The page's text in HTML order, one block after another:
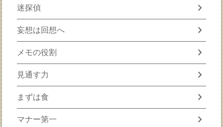
迷探偵 chevron_right
妄想は回想へ chevron_right
メモの役割 chevron_right
見通す力 chevron_right
まずは食 chevron_right
マナー第一 chevron_right